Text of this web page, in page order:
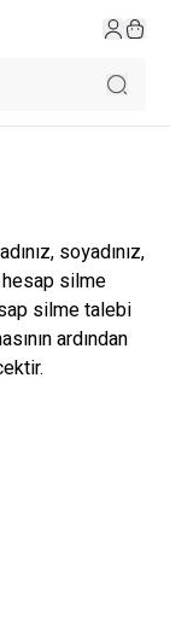
soyadınız,
silme
silme talebi
ardından